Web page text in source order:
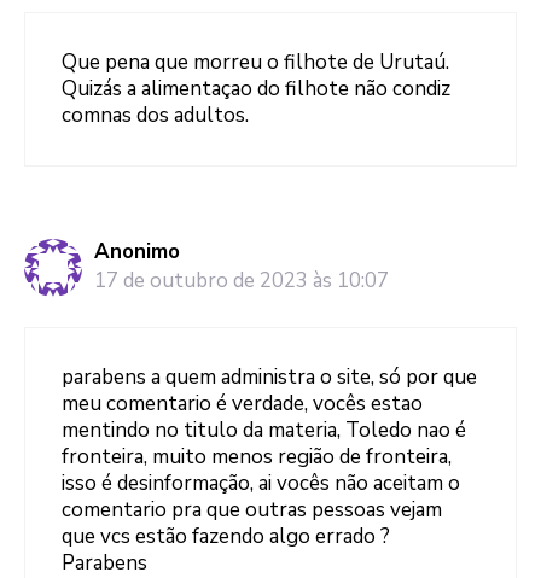
Que pena que morreu o filhote de Urutaú.
Quizás a alimentaçao do filhote não condiz
comnas dos adultos.
Anonimo
17 de outubro de 2023 às 10:07
parabens a quem administra o site, só por que
meu comentario é verdade, vocês estao
mentindo no titulo da materia, Toledo nao é
fronteira, muito menos região de fronteira,
isso é desinformação, ai vocês não aceitam o
comentario pra que outras pessoas vejam
que vcs estão fazendo algo errado ?
Parabens